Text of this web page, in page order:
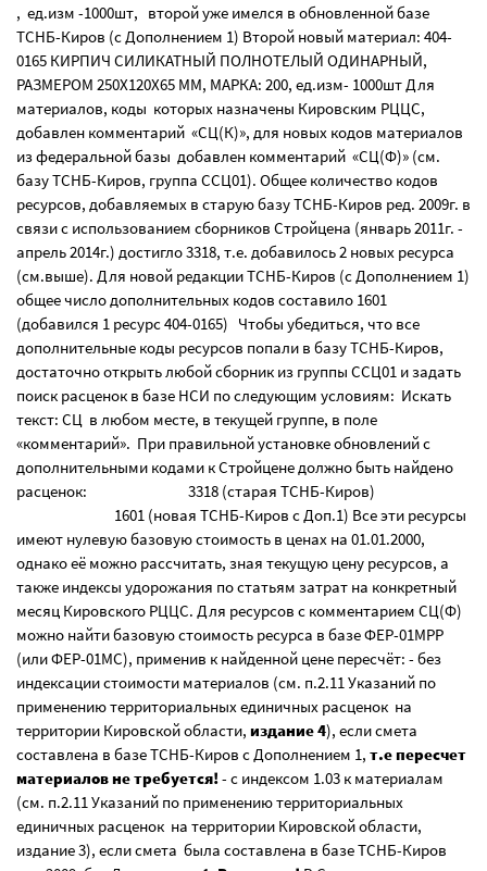
, ед.изм -1000шт, второй уже имелся в обновленной базе
ТСНБ-Киров (с Дополнением 1) Второй новый материал: 404-
0165 КИРПИЧ СИЛИКАТНЫЙ ПОЛНОТЕЛЫЙ ОДИНАРНЫЙ,
РАЗМЕРОМ 250Х120Х65 ММ, МАРКА: 200, ед.изм- 1000шт Для
материалов, коды которых назначены Кировским РЦЦС,
добавлен комментарий «СЦ(К)», для новых кодов материалов
из федеральной базы добавлен комментарий «СЦ(Ф)» (см.
базу ТСНБ-Киров, группа ССЦ01). Общее количество кодов
ресурсов, добавляемых в старую базу ТСНБ-Киров ред. 2009г. в
связи с использованием сборников Стройцена (январь 2011г. -
апрель 2014г.) достигло 3318, т.е. добавилось 2 новых ресурса
(см.выше). Для новой редакции ТСНБ-Киров (с Дополнением 1)
общее число дополнительных кодов составило 1601
(добавился 1 ресурс 404-0165) Чтобы убедиться, что все
дополнительные коды ресурсов попали в базу ТСНБ-Киров,
достаточно открыть любой сборник из группы ССЦ01 и задать
поиск расценок в базе НСИ по следующим условиям: Искать
текст: СЦ в любом месте, в текущей группе, в поле
«комментарий». При правильной установке обновлений с
дополнительными кодами к Стройцене должно быть найдено
расценок: 3318 (старая ТСНБ-Киров)
1601 (новая ТСНБ-Киров с Доп.1) Все эти ресурсы
имеют нулевую базовую стоимость в ценах на 01.01.2000,
однако её можно рассчитать, зная текущую цену ресурсов, а
также индексы удорожания по статьям затрат на конкретный
месяц Кировского РЦЦС. Для ресурсов с комментарием СЦ(Ф)
можно найти базовую стоимость ресурса в базе ФЕР-01МРР
(или ФЕР-01МС), применив к найденной цене пересчёт: - без
индексации стоимости материалов (см. п.2.11 Указаний по
применению территориальных единичных расценок на
территории Кировской области, издание 4), если смета
составлена в базе ТСНБ-Киров с Дополнением 1, т.е пересчет
материалов не требуется!- с индексом 1.03 к материалам
(см. п.2.11 Указаний по применению территориальных
единичных расценок на территории Кировской области,
издание 3), если смета была составлена в базе ТСНБ-Киров